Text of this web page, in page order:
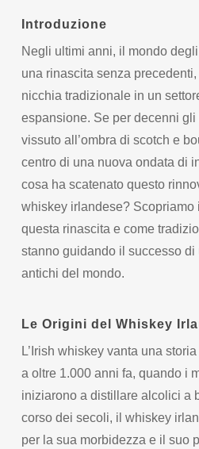
Introduzione
Negli ultimi anni, il mondo degli
una rinascita senza
nicchia tradizionale in un
espansione. Se per decenni
vissuto all’ombra di scotch e
centro di una nuova ondata di
cosa ha scatenato questo
whiskey irlandese? Scopriamo
questa rinascita e come
stanno guidando il successo
antichi del mondo.
Le Origini del Whiskey
L’Irish whiskey vanta una
a oltre 1.000 anni fa, quando i
iniziarono a distillare alcolici a
corso dei secoli, il whiskey
per la sua morbidezza e il suo